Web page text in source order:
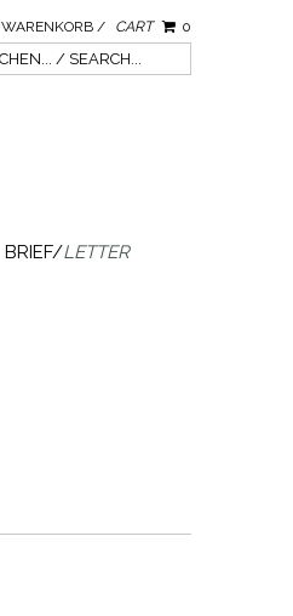
WARENKORB / CART 0
BRIEF/LETTER